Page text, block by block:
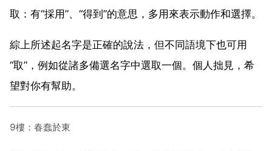
取：有“採用”、“得到”的意思，多用來表示動作和選擇。
綜上所述起名字是正確的說法，但不同語境下也可用
“取”，例如從諸多備選名字中選取一個。個人拙見，希
望對你有幫助。
9樓：春蠢於東